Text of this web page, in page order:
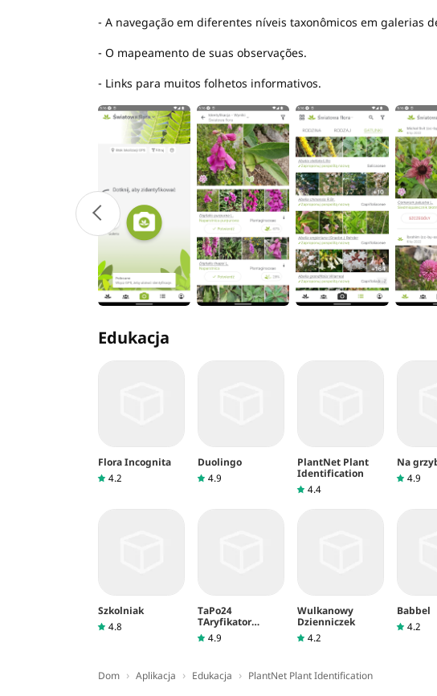
- A navegação em diferentes níveis taxonômicos em galerias
- O mapeamento de suas observações.
- Links para muitos folhetos informativos.
Edukacja
Flora Incognita
4.2
Duolingo
4.9
PlantNet Plant
Identification
4.4
Na
4.9
Szkolniak
4.8
TaPo24
TAryfikator
POlicyjny
4.9
Wulkanowy
Dzienniczek
4.2
Babbel
4.2
Dom › Aplikacja › Edukacja › PlantNet Plant Identification